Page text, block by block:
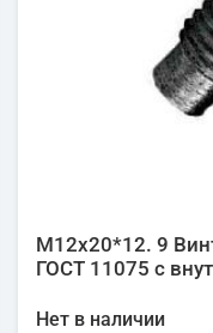
М12х20*12. 9
ГОСТ 11075 с
Нет в наличии